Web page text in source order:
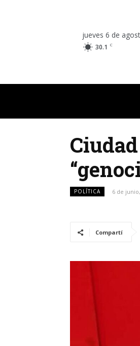
jueves 6 de
30.1 C
POLÍTICA 6 de
Compartí